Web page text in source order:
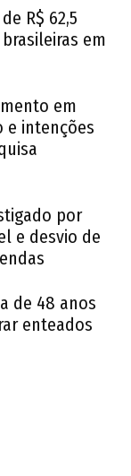
R$ 62,5
em
em
e intenções
por
e desvio de
de 48 anos
enteados